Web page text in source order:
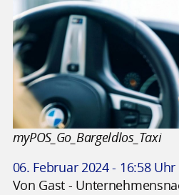
myPOS_Go_Bargeldlos_Taxi
06. Februar 2024 - 16:58 Uhr
Von Gast -